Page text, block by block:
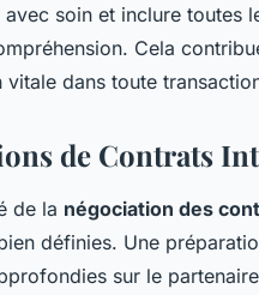
soin et inclure toutes
Cela
vitale dans toute
de Contrats
de la négociation des
définies. Une
sur le